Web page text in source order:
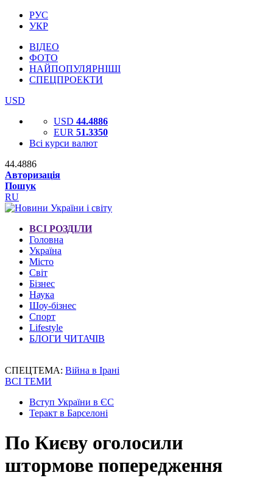
РУС
УКР
ВІДЕО
ФОТО
НАЙПОПУЛЯРНІШІ
СПЕЦПРОЕКТИ
USD
USD 44.4886
EUR 51.3350
Всі курси валют
44.4886
Авторизація
Пошук
RU
ВСІ РОЗДІЛИ
Головна
Україна
Місто
Світ
Бізнес
Наука
Шоу-бізнес
Спорт
Lifestyle
БЛОГИ ЧИТАЧІВ
СПЕЦТЕМА: Війна в Ірані
ВСІ ТЕМИ
Вступ України в ЄС
Теракт в Барселоні
По Києву оголосили
штормове попередження